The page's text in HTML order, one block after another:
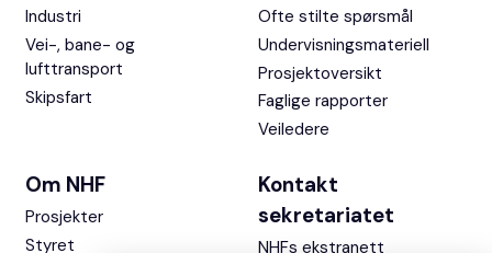
Industri
Vei-, bane- og
lufttransport
Skipsfart
Ofte stilte spørsmål
Undervisningsmateriell
Prosjektoversikt
Faglige rapporter
Veiledere
Om NHF
Prosjekter
Styret
Kontakt
sekretariatet
NHFs ekstranett